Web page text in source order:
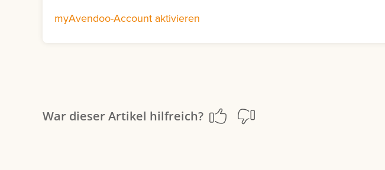
myAvendoo-Account aktivieren
War dieser Artikel hilfreich?